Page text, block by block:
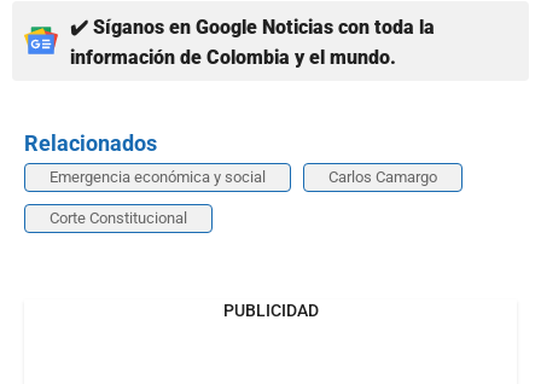
✔️ Síganos en Google Noticias con toda la
información de Colombia y el mundo.
Relacionados
Emergencia económica y social Carlos Camargo
Corte Constitucional
PUBLICIDAD